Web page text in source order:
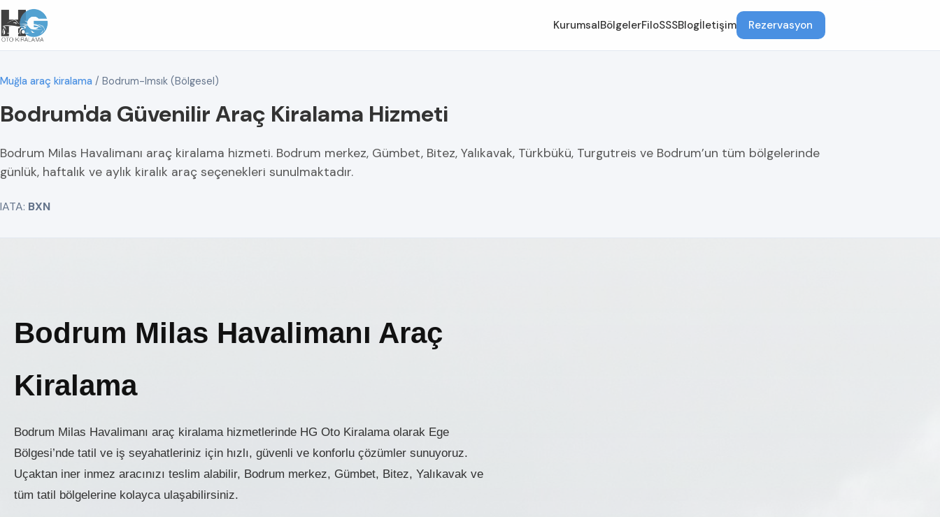
KurumsalBölgelerFiloSSSBlogİletişim Rezervasyon
Muğla araç kiralama / Bodrum-Imsık (Bölgesel)
Bodrum'da Güvenilir Araç Kiralama Hizmeti
Bodrum Milas Havalimanı araç kiralama hizmeti. Bodrum merkez, Gümbet, Bitez, Yalıkavak, Türkbükü, Turgutreis ve Bodrum’un tüm bölgelerinde
günlük, haftalık ve aylık kiralık araç seçenekleri sunulmaktadır.
IATA: BXN
Bodrum Milas Havalimanı Araç
Kiralama
Bodrum Milas Havalimanı araç kiralama hizmetlerinde HG Oto Kiralama olarak Ege
Bölgesi’nde tatil ve iş seyahatleriniz için hızlı, güvenli ve konforlu çözümler sunuyoruz.
Uçaktan iner inmez aracınızı teslim alabilir, Bodrum merkez, Gümbet, Bitez, Yalıkavak ve
tüm tatil bölgelerine kolayca ulaşabilirsiniz.